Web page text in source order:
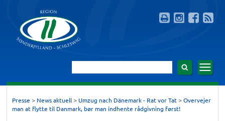
Presse > News aktuell > Umzug nach Dänemark - Rat vor Tat > Overvejer
man at flytte til Danmark, bør man indhente rådgivning først!